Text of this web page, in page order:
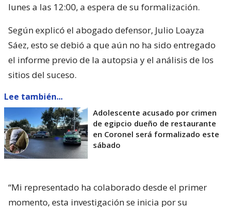
lunes a las 12:00, a espera de su formalización.
Según explicó el abogado defensor, Julio Loayza
Sáez, esto se debió a que aún no ha sido entregado
el informe previo de la autopsia y el análisis de los
sitios del suceso.
Lee también...
Adolescente acusado por crimen
de egipcio dueño de restaurante
en Coronel será formalizado este
sábado
“Mi representado ha colaborado desde el primer
momento, esta investigación se inicia por su